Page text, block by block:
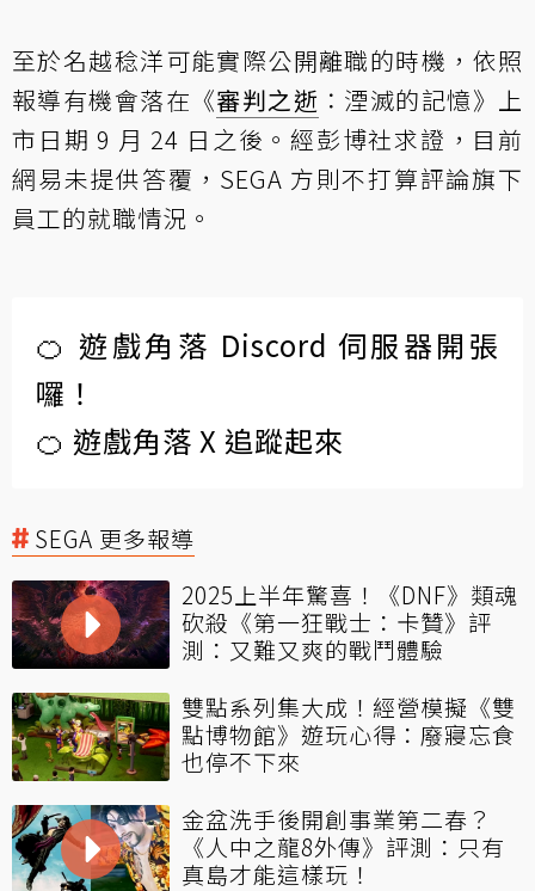
至於名越稔洋可能實際公開離職的時機，依照
報導有機會落在《審判之逝 ：湮滅的記憶》上
市日期 9 月 24 日之後。經彭博社求證，目前
網易未提供答覆，SEGA 方則不打算評論旗下
員工的就職情況。
🍊 遊戲角落 Discord 伺服器開張
囉！
🍊 遊戲角落 X 追蹤起來
SEGA 更多報導
2025上半年驚喜！《DNF》類魂
砍殺《第一狂戰士：卡贊》評
測：又難又爽的戰鬥體驗
雙點系列集大成！經營模擬《雙
點博物館》遊玩心得：廢寢忘食
也停不下來
金盆洗手後開創事業第二春？
《人中之龍8外傳》評測：只有
真島才能這樣玩！